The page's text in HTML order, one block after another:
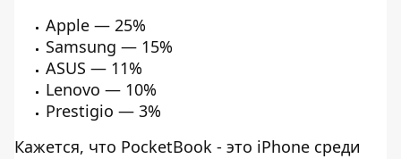
Apple — 25%
Samsung — 15%
ASUS — 11%
Lenovo — 10%
Prestigio — 3%
Кажется, что PocketBook - это iPhone среди